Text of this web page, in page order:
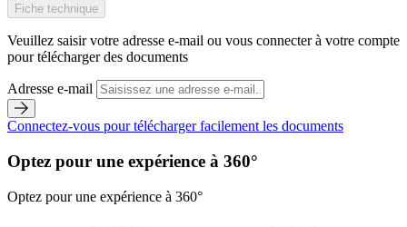
Fiche technique
Veuillez saisir votre adresse e-mail ou vous connecter à votre compte
pour télécharger des documents
Adresse e-mail
Connectez-vous pour télécharger facilement les documents
Optez pour une expérience à 360°
Optez pour une expérience à 360°